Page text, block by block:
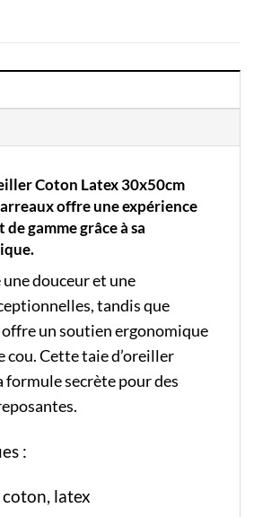
Coton Latex 30x50cm
offre une expérience
gamme grâce à sa
douceur et une
tandis que
offre un soutien ergonomique
cou. Cette taie d’oreiller
formule secrète pour des
:
latex